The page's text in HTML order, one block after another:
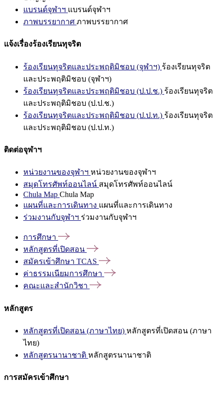
แบรนด์จุฬาฯ แบรนด์จุฬาฯ
ภาพบรรยากาศ ภาพบรรยากาศ
แจ้งเรื่องร้องเรียนทุจริต
ร้องเรียนทุจริตและประพฤติมิชอบ (จุฬาฯ) ร้องเรียนทุจริต
และประพฤติมิชอบ (จุฬาฯ)
ร้องเรียนทุจริตและประพฤติมิชอบ (ป.ป.ช.) ร้องเรียนทุจริต
และประพฤติมิชอบ (ป.ป.ช.)
ร้องเรียนทุจริตและประพฤติมิชอบ (ป.ป.ท.) ร้องเรียนทุจริต
และประพฤติมิชอบ (ป.ป.ท.)
ติดต่อจุฬาฯ
หน่วยงานของจุฬาฯ หน่วยงานของจุฬาฯ
สมุดโทรศัพท์ออนไลน์ สมุดโทรศัพท์ออนไลน์
Chula Map Chula Map
แผนที่และการเดินทาง แผนที่และการเดินทาง
ร่วมงานกับจุฬาฯ ร่วมงานกับจุฬาฯ
การศึกษา
หลักสูตรที่เปิดสอน
สมัครเข้าศึกษา TCAS
ค่าธรรมเนียมการศึกษา
คณะและสำนักวิชา
หลักสูตร
หลักสูตรที่เปิดสอน (ภาษาไทย) หลักสูตรที่เปิดสอน (ภาษา
ไทย)
หลักสูตรนานาชาติ หลักสูตรนานาชาติ
การสมัครเข้าศึกษา